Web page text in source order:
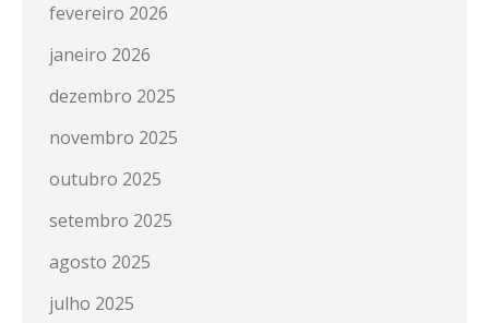
fevereiro 2026
janeiro 2026
dezembro 2025
novembro 2025
outubro 2025
setembro 2025
agosto 2025
julho 2025